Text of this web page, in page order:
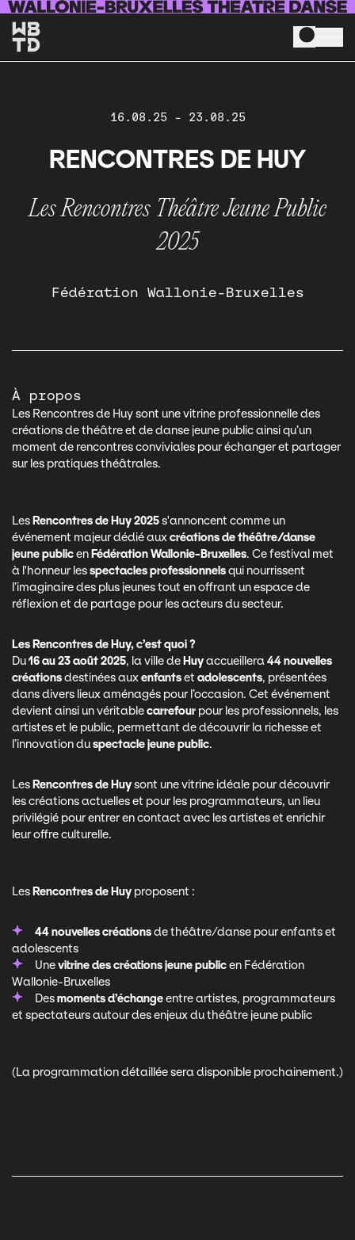
Aller au contenu principal
16.08.25 - 23.08.25
RENCONTRES DE HUY
Les Rencontres Théâtre Jeune Public
2025
Fédération Wallonie-Bruxelles
À propos
Les Rencontres de Huy sont une vitrine professionnelle des
créations de théâtre et de danse jeune public ainsi qu’un
moment de rencontres conviviales pour échanger et partager
sur les pratiques théâtrales.
Les Rencontres de Huy 2025s'annoncent comme un
événement majeur dédié auxcréations de théâtre/danse
jeune publicen Fédération Wallonie-Bruxelles. Ce festival met
à l'honneur lesspectacles professionnelsqui nourrissent
l’imaginaire des plus jeunes tout en offrant un espace de
réflexion et de partage pour les acteurs du secteur.
Les Rencontres de Huy, c’est quoi ?
Du16 au 23 août 2025, la ville de Huyaccueillera44 nouvelles
créationsdestinées auxenfantset adolescents, présentées
dans divers lieux aménagés pour l’occasion. Cet événement
devient ainsi un véritablecarrefour pour les professionnels, les
artistes et le public, permettant de découvrir la richesse et
l’innovation duspectacle jeune public.
Les Rencontres de Huysont une vitrine idéale pour découvrir
les créations actuelles et pour les programmateurs, un lieu
privilégié pour entrer en contact avec les artistes et enrichir
leur offre culturelle.
Les Rencontres de Huy proposent :
44 nouvelles créationsde théâtre/danse pour enfants et
adolescents
Unevitrine des créations jeune publicen Fédération
Wallonie-Bruxelles
Desmoments d’échangeentre artistes, programmateurs
et spectateurs autour des enjeux du théâtre jeune public
(La programmation détaillée sera disponible prochainement.)